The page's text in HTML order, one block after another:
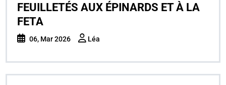
FEUILLETÉS AUX ÉPINARDS ET À LA
FETA
06, Mar 2026 Léa